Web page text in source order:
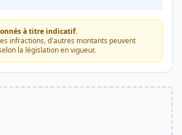
à titre indicatif.
infractions, d'autres montants peuvent
la législation en vigueur.